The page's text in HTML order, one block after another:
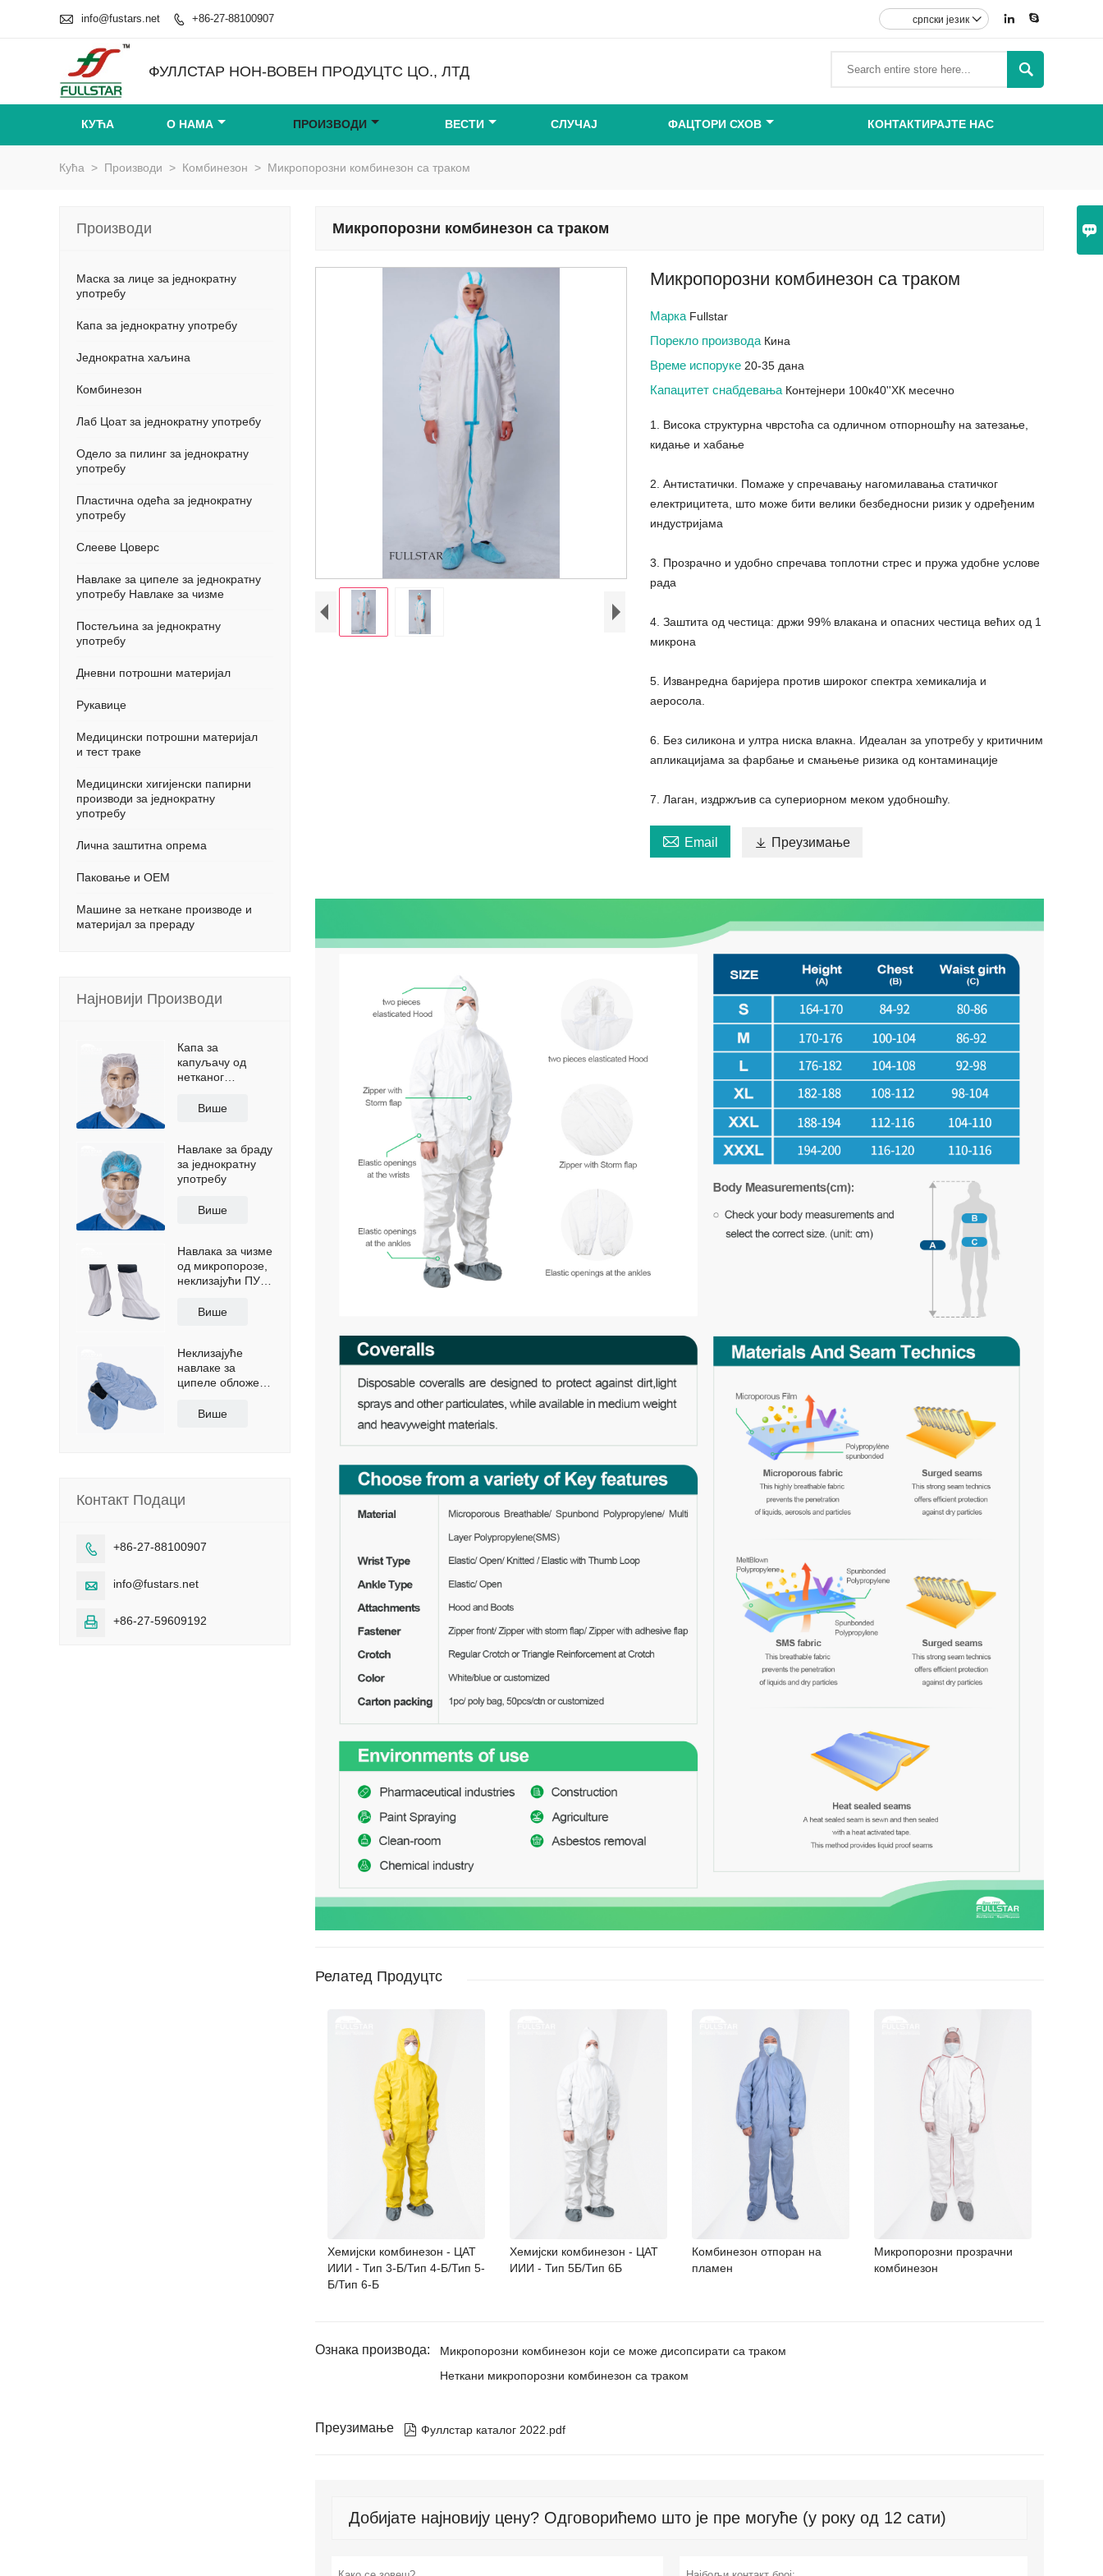

 info@fustars.net  +86-27-88100907  
српски језик 
ФУЛЛСТАР НОН-ВОВЕН ПРОДУЦТС ЦО., ЛТД 
КУЋА О НАМА ПРОИЗВОДИ ВЕСТИ СЛУЧАЈ ФАЦТОРИ СХОВ КОНТАКТИРАЈТЕ НАС
Кућа > Производи > Комбинезон > Микропорозни комбинезон са траком
Микропорозни комбинезон са траком
Микропорозни комбинезон са траком
Марка Fullstar
Порекло производа Кина
Време испоруке 20-35 дана
Капацитет снабдевања Контејнери 100к40''ХК месечно
1. Висока структурна чврстоћа са одличном отпорношћу на затезање,
кидање и хабање
2. Антистатички. Помаже у спречавању нагомилавања статичког
електрицитета, што може бити велики безбедносни ризик у одређеним
индустријама
3. Прозрачно и удобно спречава топлотни стрес и пружа удобне услове
рада
4. Заштита од честица: држи 99% влакана и опасних честица већих од 1
микрона
5. Изванредна баријера против широког спектра хемикалија и
аеросола.
6. Без силикона и ултра ниска влакна. Идеалан за употребу у критичним
апликацијама за фарбање и смањење ризика од контаминације
7. Лаган, издржљив са супериорном меком удобношћу.
 Email  Преузимање
Релатед Продуцтс
Хемијски комбинезон - ЦАТ
ИИИ - Тип 3-Б/Тип 4-Б/Тип 5-
Б/Тип 6-Б
Хемијски комбинезон - ЦАТ
ИИИ - Тип 5Б/Тип 6Б
Комбинезон отпоран на
пламен
Микропорозни прозрачни
комбинезон
Ознака производа:
Микропорозни комбинезон који се може дисопсирати са траком
Неткани микропорозни комбинезон са траком
Преузимање  Фуллстар каталог 2022.pdf
Добијате најновију цену? Одговорићемо што је пре могуће (у року од 12 сати)
Производи
Маска за лице за једнократну
употребу
Капа за једнократну употребу
Једнократна хаљина
Комбинезон
Лаб Цоат за једнократну употребу
Одело за пилинг за једнократну
употребу
Пластична одећа за једнократну
употребу
Слееве Цоверс
Навлаке за ципеле за једнократну
употребу Навлаке за чизме
Постељина за једнократну
употребу
Дневни потрошни материјал
Рукавице
Медицински потрошни материјал
и тест траке
Медицински хигијенски папирни
производи за једнократну
употребу
Лична заштитна опрема
Паковање и ОЕМ
Машине за неткане производе и
материјал за прераду
Најновији Производи
Капа за
капуљачу од
нетканог
једнократну
Више
Навлаке за браду
за једнократну
употребу
Више
Навлака за чизме
од микропорозе,
неклизајући ПУ
Више
Неклизајуће
навлаке за
ципеле обложене
Више
Контакт Подаци
 +86-27-88100907
 info@fustars.net
 +86-27-59609192